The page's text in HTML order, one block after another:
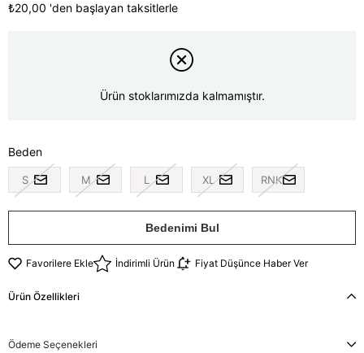
₺20,00 'den başlayan taksitlerle
Ürün stoklarımızda kalmamıştır.
Beden
S M L XL RNK
Bedenimi Bul
Favorilere Ekle İndirimli Ürün Fiyat Düşünce Haber Ver
Ürün Özellikleri
Ödeme Seçenekleri